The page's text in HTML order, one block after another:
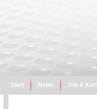
Start News Job &